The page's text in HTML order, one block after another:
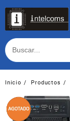
contenido
Inicio Productos